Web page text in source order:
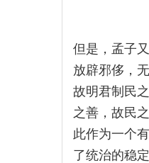
但是，孟子
放辟邪侈，
故明君制民
之善，故民
此作为一个
了统治的稳